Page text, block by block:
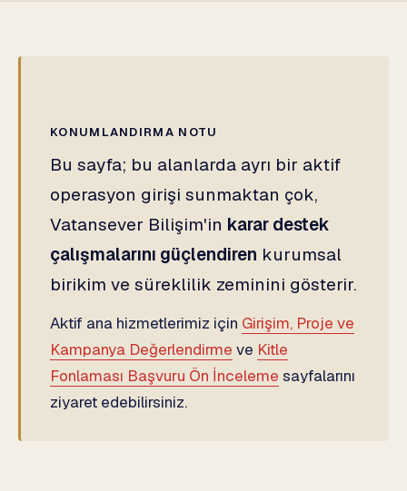
KONUMLANDIRMA NOTU
Bu sayfa; bu alanlarda ayrı bir aktif
operasyon girişi sunmaktan çok,
Vatansever Bilişim'in karar destek
çalışmalarını güçlendiren kurumsal
birikim ve süreklilik zeminini gösterir.
Aktif ana hizmetlerimiz için Girişim, Proje ve
Kampanya Değerlendirme ve Kitle
Fonlaması Başvuru Ön İnceleme sayfalarını
ziyaret edebilirsiniz.